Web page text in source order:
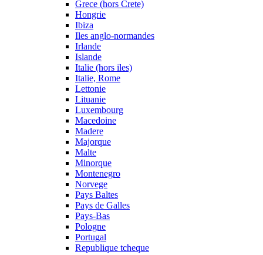
Grece (hors Crete)
Hongrie
Ibiza
Iles anglo-normandes
Irlande
Islande
Italie (hors iles)
Italie, Rome
Lettonie
Lituanie
Luxembourg
Macedoine
Madere
Majorque
Malte
Minorque
Montenegro
Norvege
Pays Baltes
Pays de Galles
Pays-Bas
Pologne
Portugal
Republique tcheque